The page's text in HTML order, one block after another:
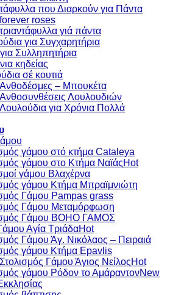
που Διαρκούν για Πάντα
forever roses
τριαντάφυλλα γιά πάντα
για Συγχαρητήρια
Συλληπητήρια
κηδείας
σέ κουτιά
Ανθοδέσμες – Μπουκέτα
Ανθοσυνθέσεις Λουλουδιών
Λουλούδια για Χρόνια Πολλά
γάμου στό κτήμα Cataleya
γάμου στο Κτήμα Ναϊάς
γάμου Βλαχέρνα
γάμου Κτήμα Μπραϊμνιώτη
Γάμου Pampas grass
Γάμου Μεταμόρφωση
Γάμου BOHO ΓΑΜΟΣ
Αγία Τριάδα
Γάμου Άγ. Νικόλαος – Πειραιά
γάμου Κτήμα Epavlis
Στολισμός Γάμου Άγιος Νείλος
γάμου Ρόδον το Αμάραντον